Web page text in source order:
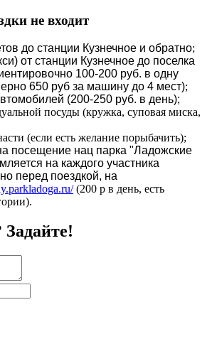
не входит
до станции Кузнечное и обратно;
от станции Кузнечное до поселка
100-200 руб. в одну
650 руб за машину до 4 мест);
(200-250 руб. в день);
посуды (кружка, суповая миска,
(если есть желание порыбачить);
посещение нац парка "Ладожские
на каждого участника
перед поездкой, на
(200 р в день, есть
Задайте!